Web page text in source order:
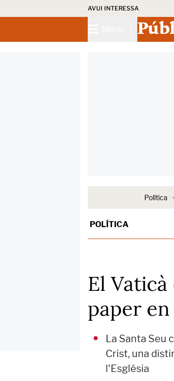
AVUI INTERESSA
Política
POLÍTICA
El
paper
La Santa Seu
Crist, una
l'Església